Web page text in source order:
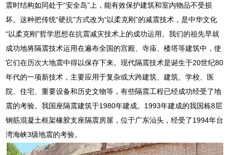
震时结构如同处于“安全岛”上，能有效保护建筑和室内物品不受损
坏。这种把传统“硬抗”方式改为“以柔克刚”的减震技术，是中华文化
“以柔克刚”哲学思想在抗震减灾技术上的成功运用。我们的祖先早就
成功地将隔震技术运用在遍布全国的宫殿、寺庙、楼塔等建筑中，使
它们在历次大地震中得以保存下来。现代隔震技术是诞生于20世纪80
年代的一项新技术，主要应用于复杂或大跨建筑、建筑、学校、医
院、住宅、重要设备和历史文物等，有些隔震工程已经成功经受了地
震的考验。我国座隔震建筑于1980年建成。1993年建成的我国栋8层
钢筋混凝土框架橡胶支座隔震房屋，位于广东汕头，经受了1994年台
湾海峡3级地震的考验。